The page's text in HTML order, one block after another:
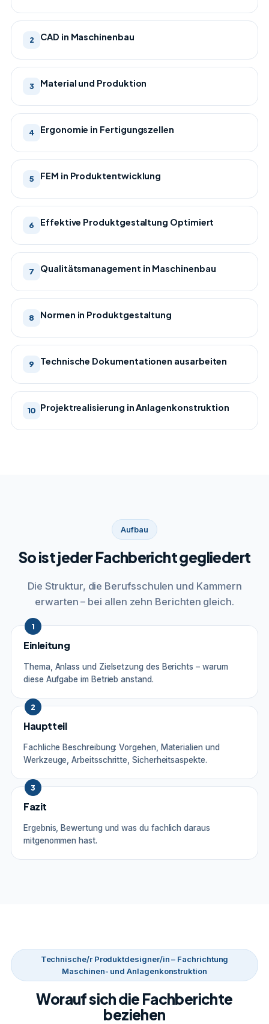
2 CAD in Maschinenbau
3 Material und Produktion
4 Ergonomie in Fertigungszellen
5 FEM in Produktentwicklung
6 Effektive Produktgestaltung Optimiert
7 Qualitätsmanagement in Maschinenbau
8 Normen in Produktgestaltung
9 Technische Dokumentationen ausarbeiten
10 Projektrealisierung in Anlagenkonstruktion
Aufbau
So ist jeder Fachbericht gegliedert
Die Struktur, die Berufsschulen und Kammern
erwarten – bei allen zehn Berichten gleich.
1
Einleitung
Thema, Anlass und Zielsetzung des Berichts – warum
diese Aufgabe im Betrieb anstand.
2
Hauptteil
Fachliche Beschreibung: Vorgehen, Materialien und
Werkzeuge, Arbeitsschritte, Sicherheitsaspekte.
3
Fazit
Ergebnis, Bewertung und was du fachlich daraus
mitgenommen hast.
Technische/r Produktdesigner/in – Fachrichtung
Maschinen- und Anlagenkonstruktion
Worauf sich die Fachberichte
beziehen